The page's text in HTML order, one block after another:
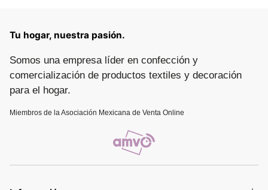
Tu hogar, nuestra pasión.
Somos una empresa líder en confección y
comercialización de productos textiles y decoración
para el hogar.
Miembros de la Asociación Mexicana de Venta Online